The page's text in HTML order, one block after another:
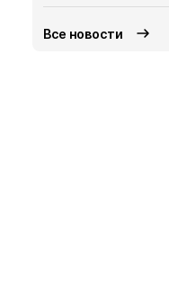
Все новости